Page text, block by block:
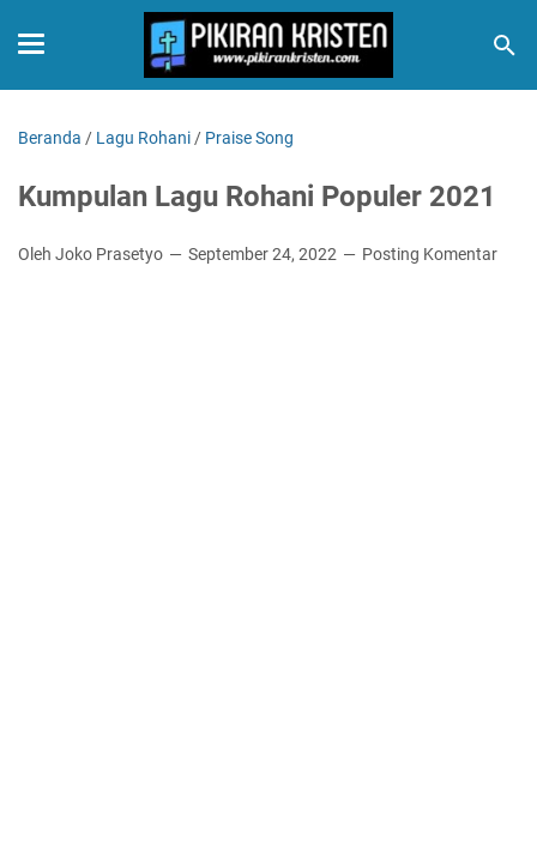
Beranda / Lagu Rohani / Praise Song
Kumpulan Lagu Rohani Populer 2021
Oleh Joko Prasetyo September 24, 2022 Posting Komentar